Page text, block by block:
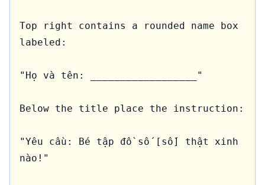
Top right contains a rounded name box
labeled:
"Họ và tên: __________________"
Below the title place the instruction:
"Yêu cầu: Bé tập đồ số [số] thật xinh
nào!"